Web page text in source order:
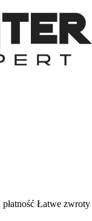
Łatwe zwroty